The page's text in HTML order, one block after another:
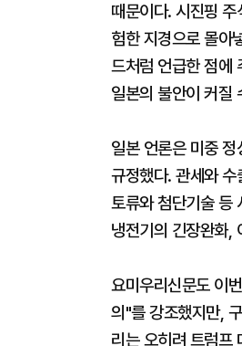
때문이다. 시진핑
험한 지경으로 몰아
드처럼 언급한 점에
일본의 불안이 커질
일본 언론은 미중
규정했다. 관세와 수
토류와 첨단기술 등
냉전기의 긴장완화,
요미우리신문도 이
의"를 강조했지만,
리는 오히려 트럼프